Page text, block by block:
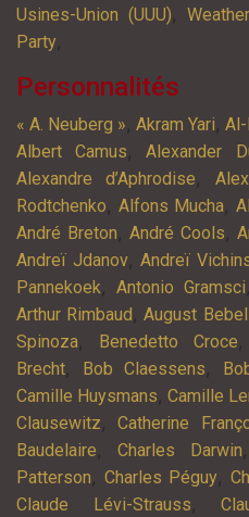
Usines-Union (UUU),
Party,
Personnalités
« A. Neuberg », Akram Yari,
Albert Camus,Alexander
Alexandre d’Aphrodise,
Rodtchenko, Alfons Mucha,
André Breton, André Cools,
Andreï Jdanov, Andreï
Pannekoek,Antonio Gramsci
Arthur Rimbaud ,August Bebel
Spinoza, Benedetto Croce,
Brecht, Bob Claessens,
Camille Huysmans,Camille
Clausewitz,Catherine
Baudelaire, Charles Darwin
Patterson, Charles Péguy,
Claude Lévi-Strauss,